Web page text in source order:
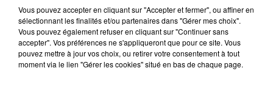
sur le site internet de label ln en cliquant juste ici.
FIL ACTUS
7 août 2026
Lorraine : une journée pas comme les autres au Parc animalier de...
Vous pouvez accepter en cliquant sur "Accepter et fermer", ou affiner en
sélectionnant les finalités et/ou partenaires dans "Gérer mes choix".
Vous pouvez également refuser en cliquant sur "Continuer sans
accepter". Vos préférences ne s'appliqueront que pour ce site. Vous
pouvez mettre à jour vos choix, ou retirer votre consentement à tout
moment via le lien "Gérer les cookies" situé en bas de chaque page.